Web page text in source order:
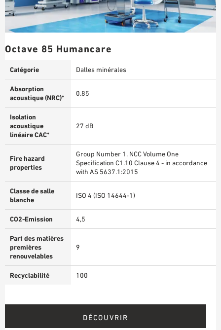
Octave 85 Humancare
Catégorie Dalles minérales
Absorption
acoustique (NRC)*
0.85
Isolation
acoustique
linéaire CAC*
27 dB
Fire hazard
properties
Group Number 1. NCC Volume One
Specification C1.10 Clause 4 - in accordance
with AS 5637.1:2015
Classe de salle
blanche
ISO 4 (ISO 14644-1)
CO2-Emission 4,5
Part des matières
premières
renouvelables
9
Recyclabilité 100
DÉCOUVRIR